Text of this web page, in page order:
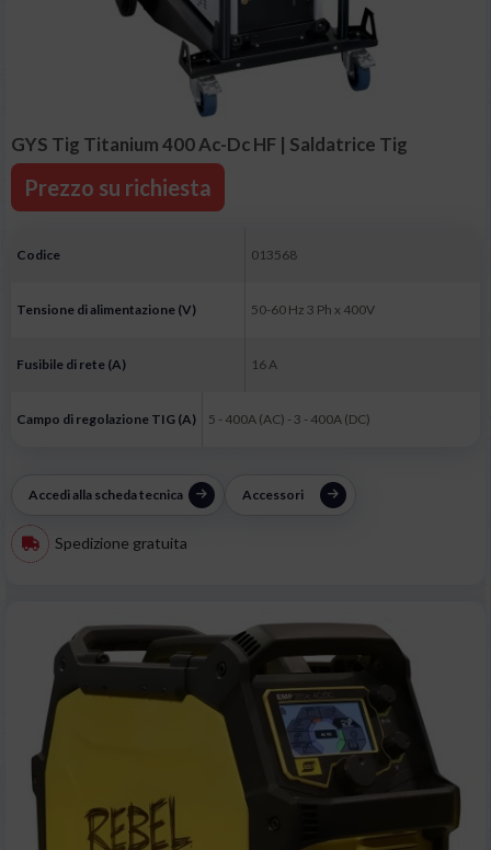
GYS Tig Titanium 400 Ac-Dc HF | Saldatrice Tig
Prezzo su richiesta
Codice 013568
Tensione di alimentazione (V) 50-60 Hz 3 Ph x 400V
Fusibile di rete (A) 16 A
Campo di regolazione TIG (A) 5 - 400A (AC) - 3 - 400A (DC)
Accedi alla scheda tecnica Accessori
Spedizione gratuita